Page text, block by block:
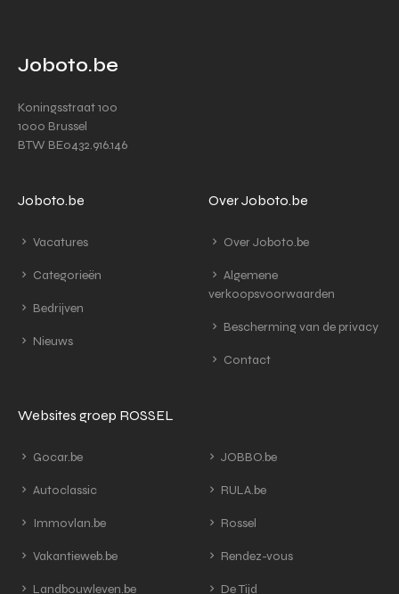
Joboto.be
Koningsstraat 100
1000 Brussel
BTW BE0432.916.146
Joboto.be
Vacatures
Categorieën
Bedrijven
Nieuws
Over Joboto.be
Over Joboto.be
Algemene
verkoopsvoorwaarden
Bescherming van de privacy
Contact
Websites groep ROSSEL
Gocar.be
Autoclassic
Immovlan.be
Vakantieweb.be
Landbouwleven.be
JOBBO.be
RULA.be
Rossel
Rendez-vous
De Tijd